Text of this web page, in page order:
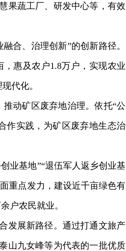
果蔬工厂、研发中心等，有效
合、治理创新”的创新路径。
惠及农户1.8万户，实现农业
代化。
动矿区废弃地治理。依托“公
作实践，为矿区废弃地生态治
基地”“退伍军人返乡创业基
重点发力，建设近千亩绿色有
户农民就业。
展新路径。通过打通文旅产
山九女峰等为代表的一批优质